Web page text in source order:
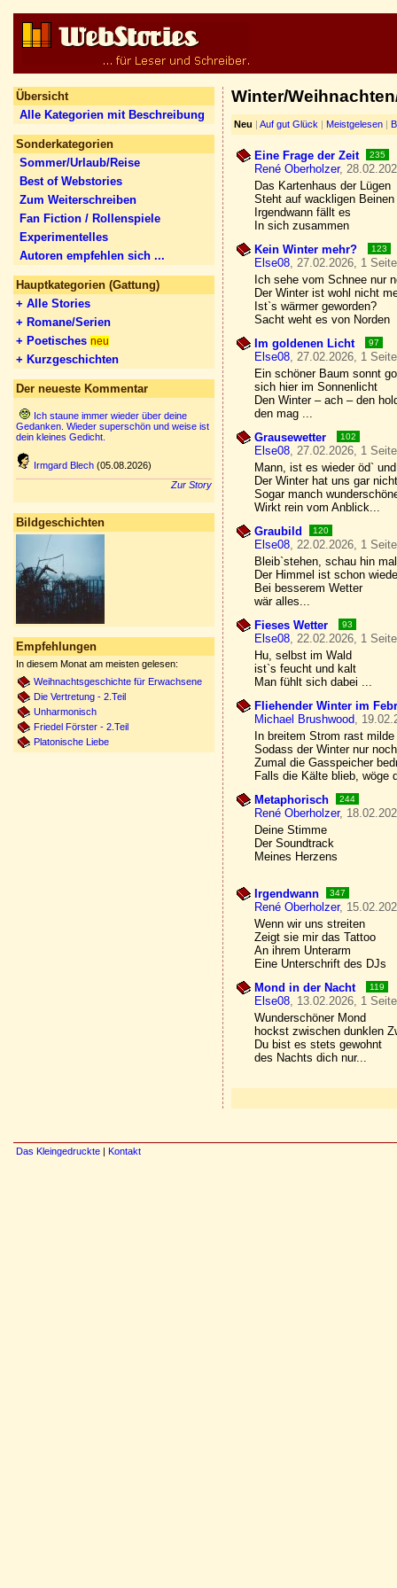
Übersicht
Alle Kategorien mit Beschreibung
Sonderkategorien
Sommer/Urlaub/Reise
Best of Webstories
Zum Weiterschreiben
Fan Fiction / Rollenspiele
Experimentelles
Autoren empfehlen sich ...
Hauptkategorien (Gattung)
+ Alle Stories
+ Romane/Serien
+ Poetisches neu
+ Kurzgeschichten
Der neueste Kommentar
Ich staune immer wieder über deine
Gedanken. Wieder superschön und weise ist
dein kleines Gedicht.
Irmgard Blech (05.08.2026)
Zur Story
Bildgeschichten
Empfehlungen
In diesem Monat am meisten gelesen:
Weihnachtsgeschichte für Erwachsene
Die Vertretung - 2.Teil
Unharmonisch
Friedel Förster - 2.Teil
Platonische Liebe
Winter/
Neu | Auf gut Glück | Meistgelesen |
Eine Frage der Zeit 235
René Oberholzer,
Das Kartenhaus der Lügen
Steht auf wackligen Beinen
Irgendwann fällt es
In sich zusammen
Kein Winter mehr?
123
Else08, 27.02.2026, 1
Ich sehe vom Schnee nur
Der Winter ist wohl nicht
Ist`s wärmer geworden?
Sacht weht es von Norden
Im goldenen Licht
97
Else08, 27.02.2026, 1
Ein schöner Baum sonnt
sich hier im Sonnenlicht
Den Winter – ach – den
den mag ...
Grausewetter
102
Else08, 27.02.2026, 1
Mann, ist es wieder öd`
Der Winter hat uns gar
Sogar manch
Wirkt rein vom Anblick...
Graubild
120
Else08, 22.02.2026, 1
Bleib`stehen, schau hin
Der Himmel ist schon
Bei besserem Wetter
wär alles...
Fieses Wetter
93
Else08, 22.02.2026, 1
Hu, selbst im Wald
ist`s feucht und kalt
Man fühlt sich dabei ...
Fliehender Winter im
Michael Brushwood,
In breitem Strom rast
Sodass der Winter nur
Zumal die Gasspeicher
Falls die Kälte blieb, wöge
Metaphorisch
244
René Oberholzer,
Deine Stimme
Der Soundtrack
Meines Herzens
Irgendwann 347
René Oberholzer,
Wenn wir uns streiten
Zeigt sie mir das Tattoo
An ihrem Unterarm
Eine Unterschrift des DJs
Mond in der Nacht
119
Else08, 13.02.2026, 1
Wunderschöner Mond
hockst zwischen dunklen
Du bist es stets gewohnt
des Nachts dich nur...
Das Kleingedruckte | Kontakt